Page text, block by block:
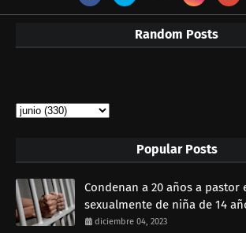
Random Posts
Popular Posts
Condenan a 20 años a pastor
sexualmente de niña de 14
diciembre 04, 2023